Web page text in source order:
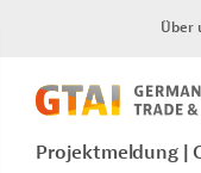
Über
Projektmeldung